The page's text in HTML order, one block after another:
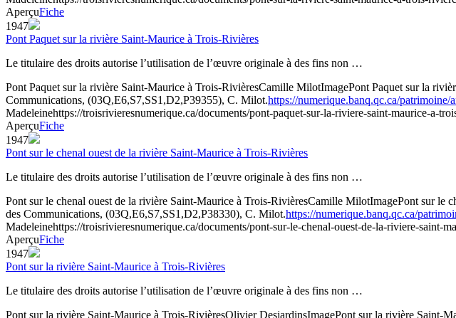
AperçuFiche
1947
Pont Paquet sur la rivière Saint-Maurice à Trois-Rivières
Le titulaire des droits autorise l’utilisation de l’œuvre originale à des fins non …
Pont Paquet sur la rivière Saint-Maurice à Trois-RivièresCamille MilotImagePont Paquet sur la
Communications, (03Q,E6,S7,SS1,D2,P39355), C. Milot.https://numerique.banq.qc.ca/patrimoine/
Madeleinehttps://troisrivieresnumerique.ca/documents/pont-paquet-sur-la-riviere-saint-maurice-a-
AperçuFiche
1947
Pont sur le chenal ouest de la rivière Saint-Maurice à Trois-Rivières
Le titulaire des droits autorise l’utilisation de l’œuvre originale à des fins non …
Pont sur le chenal ouest de la rivière Saint-Maurice à Trois-RivièresCamille MilotImagePont sur le
des Communications, (03Q,E6,S7,SS1,D2,P38330), C. Milot.https://numerique.banq.qc.ca/
Madeleinehttps://troisrivieresnumerique.ca/documents/pont-sur-le-chenal-ouest-de-la-riviere-saint-
AperçuFiche
1947
Pont sur la rivière Saint-Maurice à Trois-Rivières
Le titulaire des droits autorise l’utilisation de l’œuvre originale à des fins non …
Pont sur la rivière Saint-Maurice à Trois-RivièresOlivier DesjardinsImagePont sur la rivière Saint-